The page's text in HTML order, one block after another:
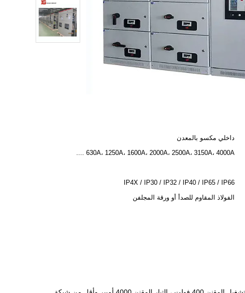
داخلي مكسو بالمعدن
630A، 1250A، 1600A، 2000A، 2500A، 3150A، 4000A ....
IP4X / IP30 / IP32 / IP40 / IP65 / IP66
الفولاذ المقاوم للصدأ أو ورقة المجلفن